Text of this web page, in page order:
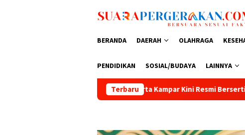
BERANDA DAERAH OLAHRAGA
PENDIDIKAN SOSIAL/BUDAYA LAINNYA
Terbaru
Tirta Kampar Kini Resmi Bersertifikat Halal PT Farika